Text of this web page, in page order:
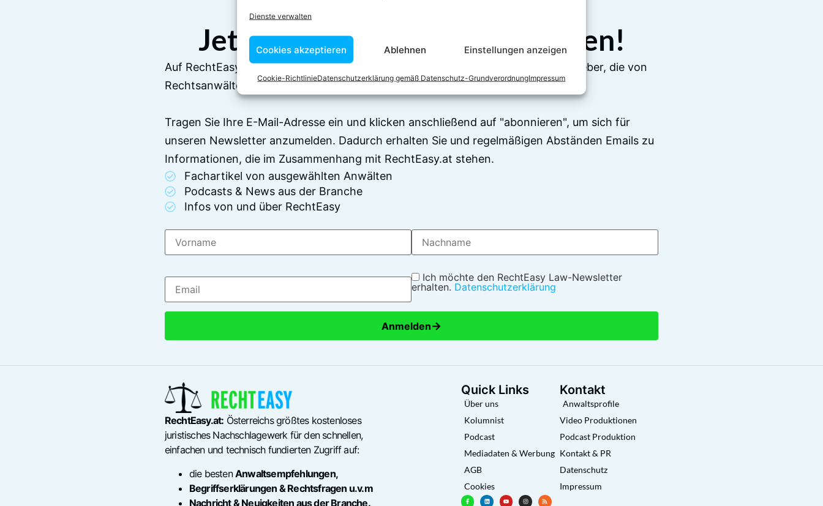
Dienste verwalten
Cookies akzeptieren Ablehnen Einstellungen anzeigen
Cookie-RichtlinieDatenschutzerklärung gemäß Datenschutz-GrundverordnungImpressum
Jetzt zum Newsletter anmelden!
Auf RechtEasy befinden sich über 7500 Begriffserklärungen und juristische Ratgeber, die von
Rechtsanwälten und Juristen verfasst wurden
Tragen Sie Ihre E-Mail-Adresse ein und klicken anschließend auf "abonnieren", um sich für
unseren Newsletter anzumelden. Dadurch erhalten Sie und regelmäßigen Abständen Emails zu
Informationen, die im Zusammenhang mit RechtEasy.at stehen.
Fachartikel von ausgewählten Anwälten
Podcasts & News aus der Branche
Infos von und über RechtEasy
Ich möchte den RechtEasy Law-Newsletter
erhalten. Datenschutzerklärung
Anmelden→
RechtEasy.at: Österreichs größtes kostenloses
juristisches Nachschlagewerk für den schnellen,
einfachen und technisch fundierten Zugriff auf:
die bestenAnwaltsempfehlungen,
Begriffserklärungen & Rechtsfragen u.v.m
Nachricht & Neuigkeiten aus der Branche.
Quick Links
Über uns
Kolumnist
Podcast
Mediadaten & Werbung
AGB
Cookies
Kontakt
Anwaltsprofile
Video Produktionen
Podcast Produktion
Kontakt & PR
Datenschutz
Impressum